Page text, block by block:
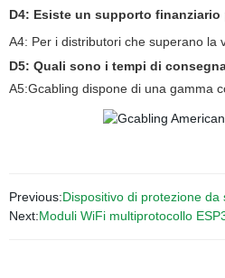
D4: Esiste un supporto
A4: Per i distributori che superano la
D5: Quali sono i tempi di
A5:Gcabling dispone di una gamma
Previous:Dispositivo di protezione
Next:Moduli WiFi multiprotocollo